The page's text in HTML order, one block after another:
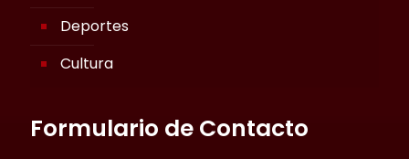
Deportes
Cultura
Formulario de Contacto